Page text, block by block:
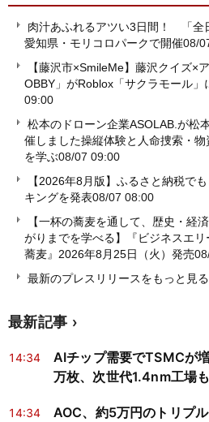
肉汁あふれるアツい3日間！ 「全
愛知県・モリコロパークで開催08/
【藤沢市×SmileMe】藤沢クイズ×
OBBY」がRoblox「サクラモール」
09:00
松本のドローン企業ASOLAB.が松
催しました操縦体験と人命捜索・
を学ぶ08/07 09:00
【2026年8月版】ふるさと納税で
キングを発表08/07 08:00
【一杯の蕎麦を通して、歴史・経
がりまでを学べる】『ビジネスエ
蕎麦』2026年8月25日（火）発売
最新のプレスリリースをもっと見る
最新記事
14:34
AIチップ需要でTSMCが
万枚、次世代1.4nm工場
14:34
AOC、約5万円のトリプ